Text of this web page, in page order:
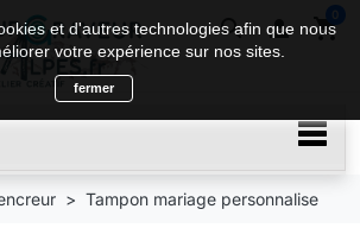
search  shopping_cart
0
Tampon mariage personnalise
et d'autres technologies afin que nous
votre expérience sur nos sites.
fermer